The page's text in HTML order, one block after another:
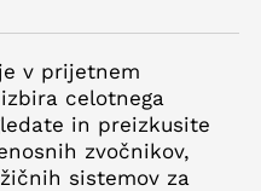
v prijetnem
celotnega
in preizkusite
zvočnikov,
sistemov za